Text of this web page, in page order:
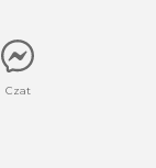
Czat